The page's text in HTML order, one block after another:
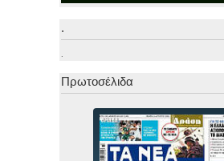
.
.
Πρωτοσέλιδα